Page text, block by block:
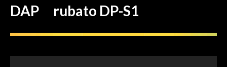
DAP rubato DP-S1